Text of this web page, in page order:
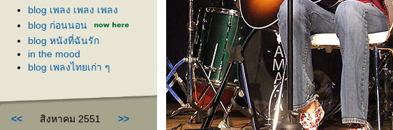
blog เพลง เพลง เพลง
blog ก่อนนอน
blog หนังที่ฉันรัก
in the mood
blog เพลงไทยเก่า ๆ
<< สิงหาคม 2551
>>